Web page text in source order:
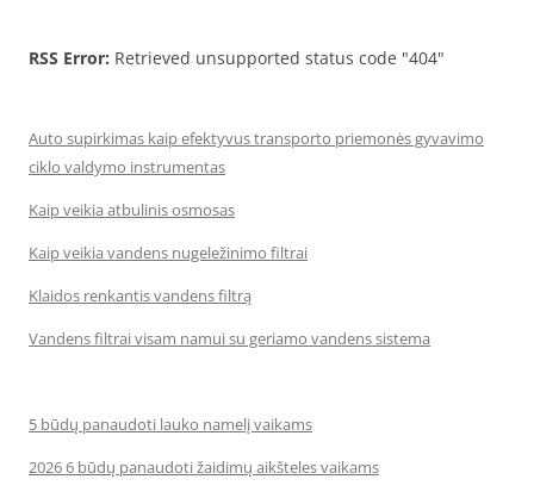
RSS Error: Retrieved unsupported status code "404"
Auto supirkimas kaip efektyvus transporto priemonės gyvavimo
ciklo valdymo instrumentas
Kaip veikia atbulinis osmosas
Kaip veikia vandens nugeležinimo filtrai
Klaidos renkantis vandens filtrą
Vandens filtrai visam namui su geriamo vandens sistema
5 būdų panaudoti lauko namelį vaikams
2026 6 būdų panaudoti žaidimų aikšteles vaikams